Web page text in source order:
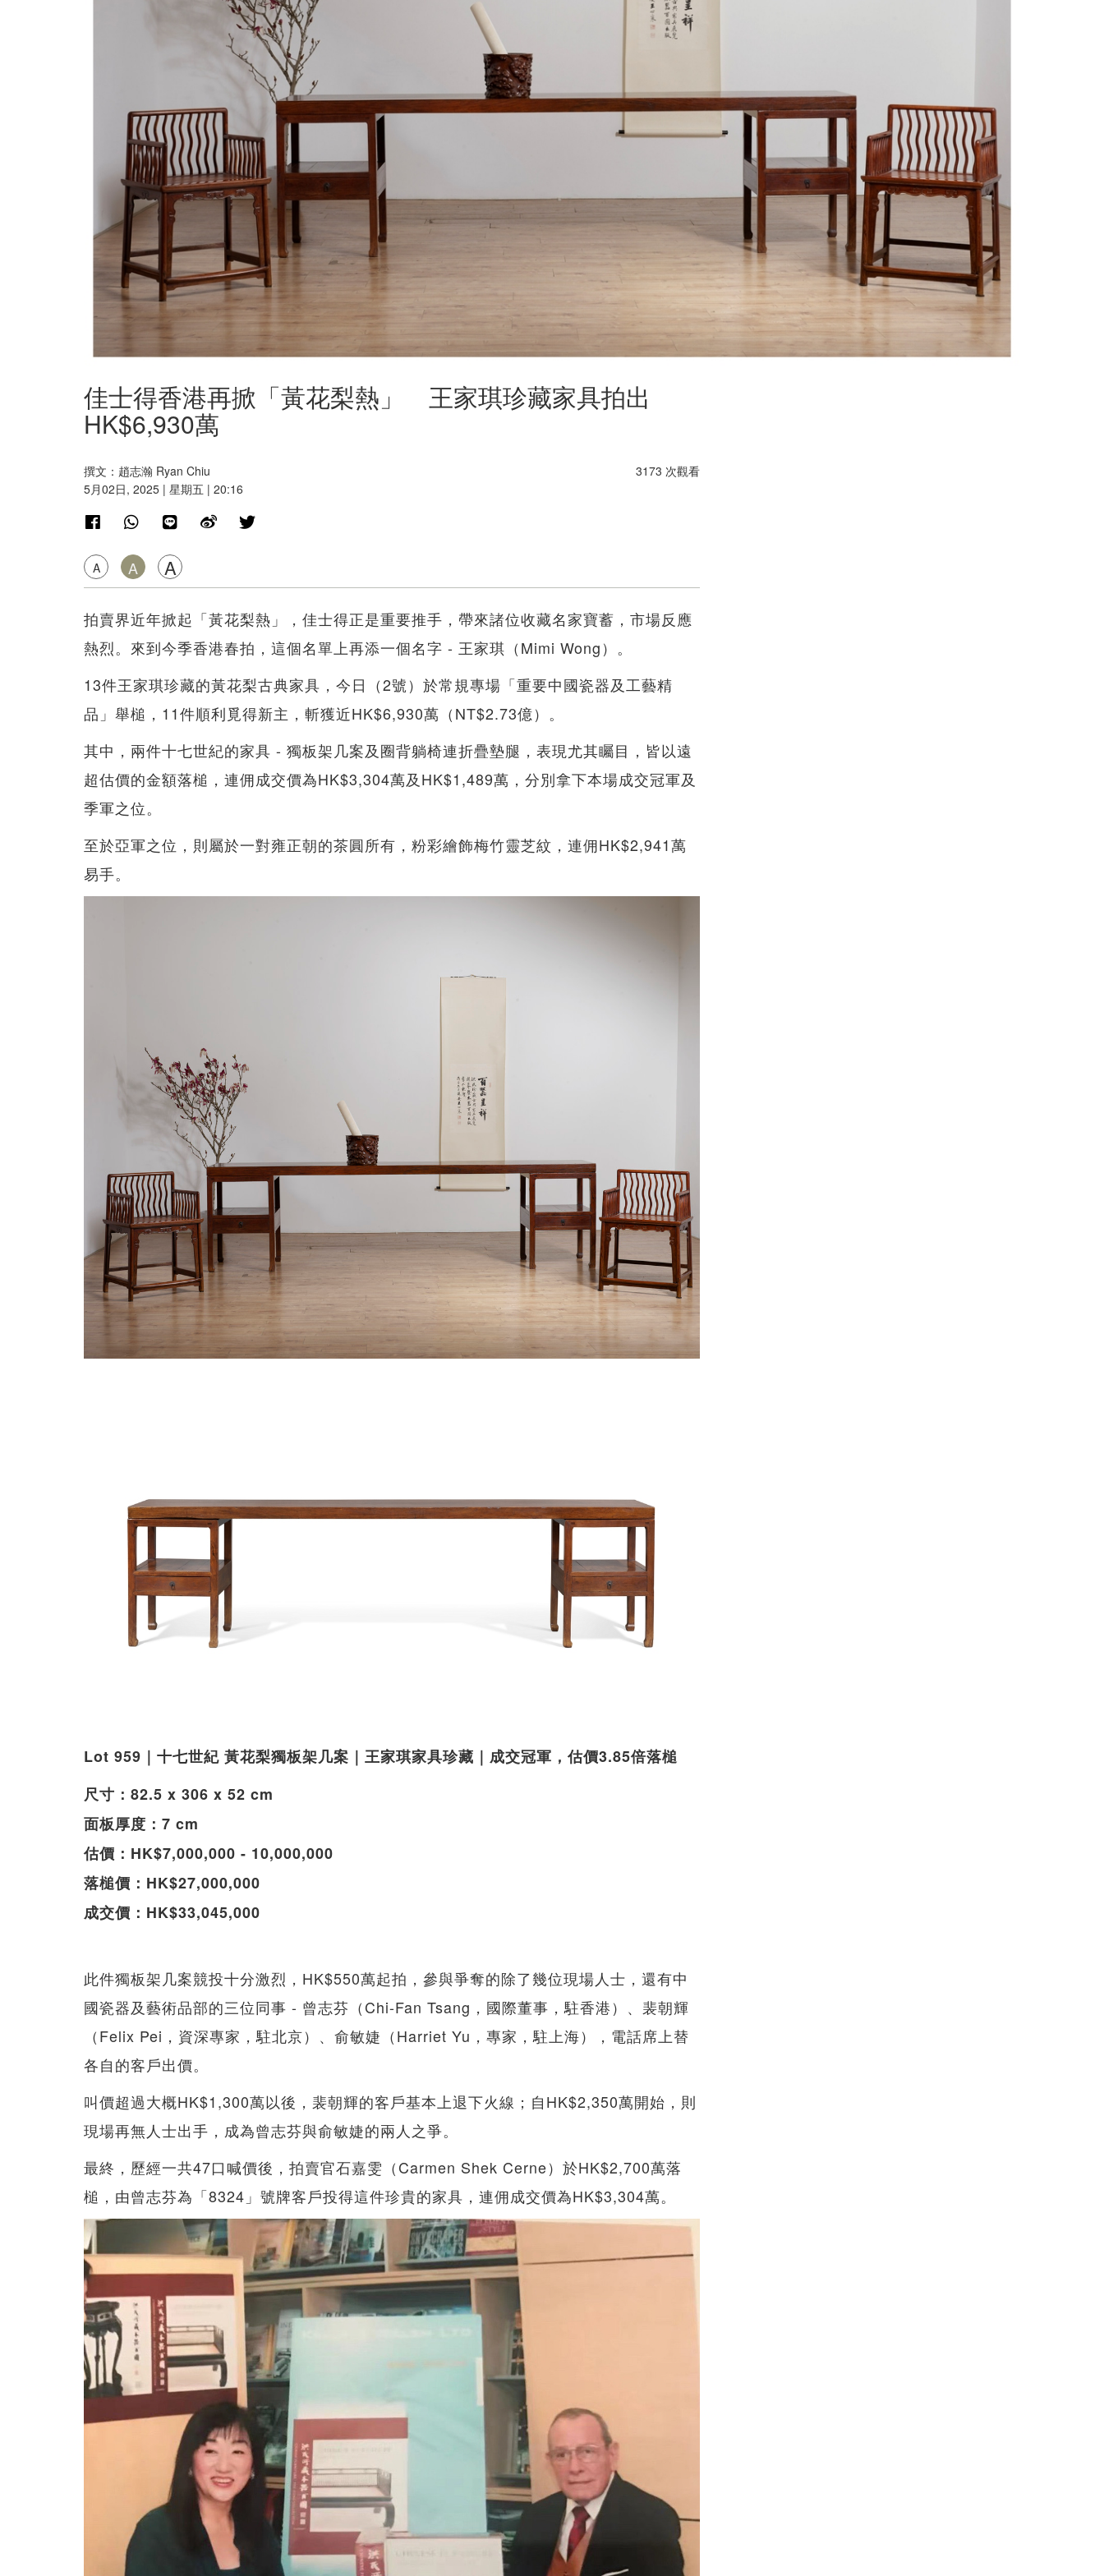
佳士得香港再掀「黃花梨熱」 王家琪珍藏家具拍出
HK$6,930萬
撰文：趙志瀚 Ryan Chiu
5月02日, 2025 | 星期五 | 20:16
A A A
3173 次觀看
拍賣界近年掀起「黃花梨熱」，佳士得正是重要推手，帶來諸位收藏名家寶蓄，市場反應
熱烈。來到今季香港春拍，這個名單上再添一個名字 - 王家琪（Mimi Wong）。
13件王家琪珍藏的黃花梨古典家具，今日（2號）於常規專場「重要中國瓷器及工藝精
品」舉槌，11件順利覓得新主，斬獲近HK$6,930萬（NT$2.73億）。
其中，兩件十七世紀的家具 - 獨板架几案及圈背躺椅連折疊墊腿，表現尤其矚目，皆以遠
超估價的金額落槌，連佣成交價為HK$3,304萬及HK$1,489萬，分別拿下本場成交冠軍及
季軍之位。
至於亞軍之位，則屬於一對雍正朝的茶圓所有，粉彩繪飾梅竹靈芝紋，連佣HK$2,941萬
易手。
Lot 959｜十七世紀 黃花梨獨板架几案｜王家琪家具珍藏｜成交冠軍，估價3.85倍落槌
尺寸：82.5 x 306 x 52 cm
面板厚度：7 cm
估價：HK$7,000,000 - 10,000,000
落槌價：HK$27,000,000
成交價：HK$33,045,000
此件獨板架几案競投十分激烈，HK$550萬起拍，參與爭奪的除了幾位現場人士，還有中
國瓷器及藝術品部的三位同事 - 曾志芬（Chi-Fan Tsang，國際董事，駐香港）、裴朝輝
（Felix Pei，資深專家，駐北京）、俞敏婕（Harriet Yu，專家，駐上海），電話席上替
各自的客戶出價。
叫價超過大概HK$1,300萬以後，裴朝輝的客戶基本上退下火線；自HK$2,350萬開始，則
現場再無人士出手，成為曾志芬與俞敏婕的兩人之爭。
最終，歷經一共47口喊價後，拍賣官石嘉雯（Carmen Shek Cerne）於HK$2,700萬落
槌，由曾志芬為「8324」號牌客戶投得這件珍貴的家具，連佣成交價為HK$3,304萬。